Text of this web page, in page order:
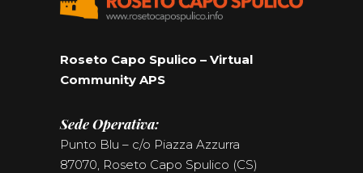
Roseto Capo Spulico – Virtual
Community APS
Sede Operativa:
Punto Blu – c/o Piazza Azzurra
87070, Roseto Capo Spulico (CS)